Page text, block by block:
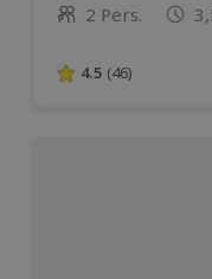
Anzahl der
2 Pers.
4.5 von 5
4.5 (46)